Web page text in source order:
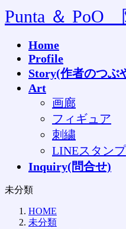
コ
ン
ナ
ビ
Punta ＆ PoO
Home
Profile
Story(作者のつぶ
Art
画廊
フィギュア
刺繍
LINEスタンプ
Inquiry(問合せ)
未分類
HOME
未分類